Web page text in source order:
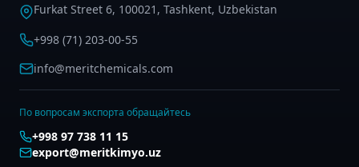
Furkat Street 6, 100021, Tashkent, Uzbekistan
+998 (71) 203-00-55
info@meritchemicals.com
По вопросам экспорта обращайтесь
+998 97 738 11 15
export@meritkimyo.uz